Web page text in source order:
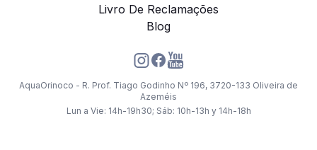
Livro De Reclamações
Blog
AquaOrinoco - R. Prof. Tiago Godinho Nº 196, 3720-133 Oliveira de
Azeméis
Lun a Vie: 14h-19h30; Sáb: 10h-13h y 14h-18h